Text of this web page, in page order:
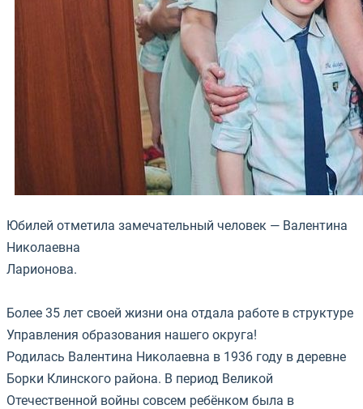
Юбилей отметила замечательный человек — Валентина
Николаевна
Ларионова.
Более 35 лет своей жизни она отдала работе в структуре
Управления образования нашего округа!
Родилась Валентина Николаевна в 1936 году в деревне
Борки Клинского района. В период Великой
Отечественной войны совсем ребёнком была в